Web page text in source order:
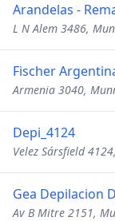
Arandelas -
L N Alem 3486,
Fischer
Armenia 3040,
Depi_4124
Velez Sársfield
Gea Depilacion
Av B Mitre 2151,